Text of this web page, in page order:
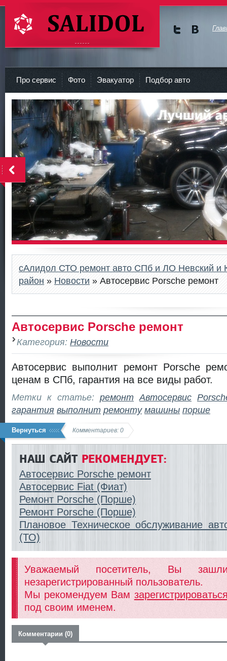
СТО Салидол | salidol в СПб и ЛО
Про сервис Фото Эвакуатор Подбор авто
сАлидол СТО ремонт авто СПб и ЛО Невский и
район » Новости » Автосервис Porsche ремонт
Автосервис Porsche ремонт
Категория: Новости
Автосервис выполнит ремонт Porsche
ценам в СПб, гарантия на все виды работ.
Метки к статье: ремонт Автосервис
гарантия выполнит ремонту машины порше
Вернуться Комментариев: 0
НАШ САЙТРЕКОМЕНДУЕТ:
Автосервис Porsche ремонт
Автосервис Fiat (Фиат)
Ремонт Porsche (Порше)
Ремонт Porsche (Порше)
Плановое Техническое обслуживание
(ТО)
Уважаемый посетитель, Вы
незарегистрированный пользователь.
Мы рекомендуем Вам
под своим именем.
Комментарии (0)